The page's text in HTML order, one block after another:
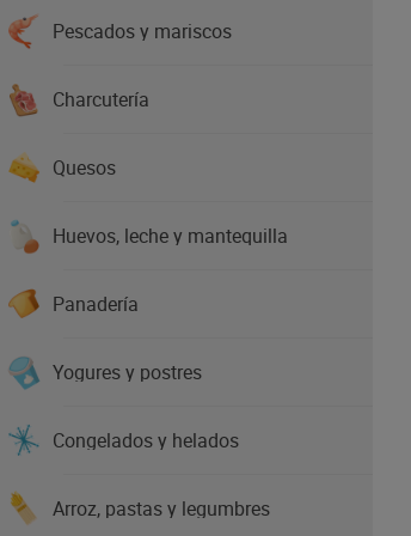
Pescados y mariscos
Charcutería
Quesos
Huevos, leche y mantequilla
Panadería
Yogures y postres
Congelados y helados
Arroz, pastas y legumbres